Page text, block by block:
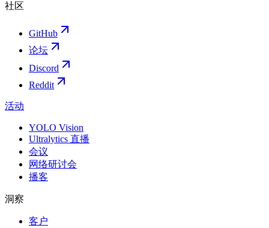
社区
GitHub
论坛
Discord
Reddit
活动
YOLO Vision
Ultralytics 直播
会议
网络研讨会
播客
洞察
客户